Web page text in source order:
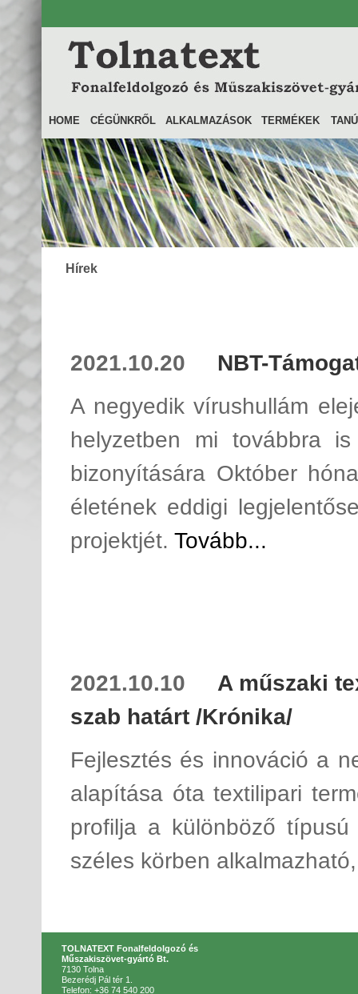
HOME CÉGÜNKRŐL ALKALMAZÁSOK TERMÉKEK
Hírek
2021.10.20 NBT-
A negyedik vírushullám
helyzetben mi továbbra
bizonyítására Október
életének eddigi
projektjét. Tovább...
2021.10.10 A műszaki
szab határt /Krónika/
Fejlesztés és innováció a
alapítása óta textilipari
profilja a különböző
széles körben
TOLNATEXT Fonalfeldolgozó és
Műszakiszövet-gyártó Bt.
7130 Tolna
Bezerédj Pál tér 1.
Telefon: +36 74 540 200